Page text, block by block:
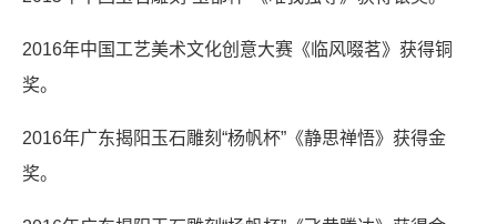
2016年中国工艺美术文化创意大赛《临风啜茗》获得铜
奖。
2016年广东揭阳玉石雕刻“杨帆杯”《静思禅悟》获得金
奖。